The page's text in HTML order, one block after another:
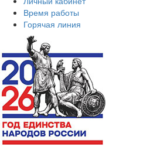
Время работы
Горячая линия